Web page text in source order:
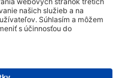
jeden z našich
Ochrana súkromia